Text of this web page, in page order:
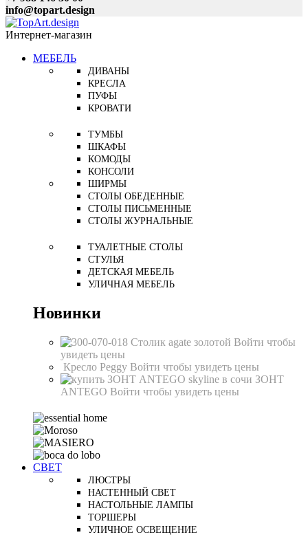
info@topart.design
Интернет-магазин
МЕБЕЛЬ
ДИВАНЫ
КРЕСЛА
ПУФЫ
КРОВАТИ
ТУМБЫ
ШКАФЫ
КОМОДЫ
КОНСОЛИ
ШИРМЫ
СТОЛЫ ОБЕДЕННЫЕ
СТОЛЫ ПИСЬМЕННЫЕ
СТОЛЫ ЖУРНАЛЬНЫЕ
ТУАЛЕТНЫЕ СТОЛЫ
СТУЛЬЯ
ДЕТСКАЯ МЕБЕЛЬ
УЛИЧНАЯ МЕБЕЛЬ
Новинки
Столик agate золотой Войти чтобы
увидеть цены
Кресло Peggy Войти чтобы увидеть цены
ЗОНТ
ANTEGO Войти чтобы увидеть цены
СВЕТ
ЛЮСТРЫ
НАСТЕННЫЙ СВЕТ
НАСТОЛЬНЫЕ ЛАМПЫ
ТОРШЕРЫ
УЛИЧНОЕ ОСВЕЩЕНИЕ